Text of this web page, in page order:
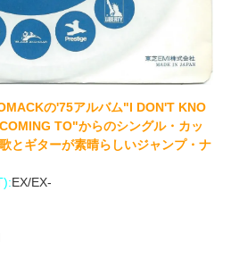
の'75アルバム"I DON'T KNO
TO"からのシングル・カッ
とギターが素晴らしいジャンプ・ナ
EX/EX-